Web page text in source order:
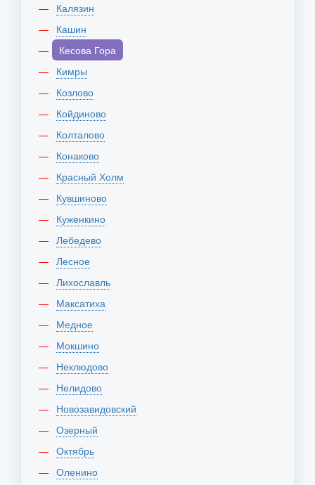
Калязин
Кашин
Кесова Гора
Кимры
Козлово
Койдиново
Колталово
Конаково
Красный Холм
Кувшиново
Куженкино
Лебедево
Лесное
Лихославль
Максатиха
Медное
Мокшино
Неклюдово
Нелидово
Новозавидовский
Озерный
Октябрь
Оленино